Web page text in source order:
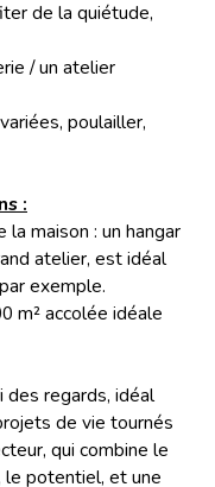
de la quiétude,
/ un atelier
poulailler,
:
la maison : un hangar
atelier, est idéal
exemple.
m² accolée idéale
des regards, idéal
de vie tournés
qui combine le
le potentiel, et une